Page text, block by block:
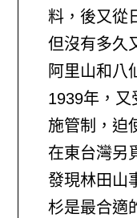
料，後又從
但沒有多久
阿里山和八
1939年，又
施管制，迫
在東台灣另
發現林田山
杉是最合適